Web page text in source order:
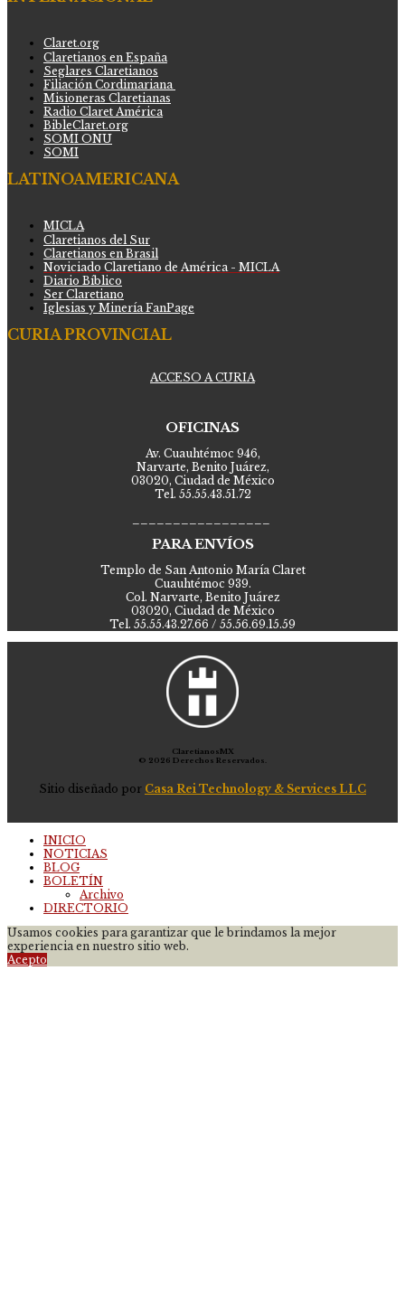
Claret.org
Claretianos en España
Seglares Claretianos
Filiación Cordimariana
Misioneras Claretianas
Radio Claret América
BibleClaret.org
SOMI ONU
SOMI
LATINOAMERICANA
MICLA
Claretianos del Sur
Claretianos en Brasil
Noviciado Claretiano de América - MICLA
Diario Bíblico
Ser Claretiano
Iglesias y Minería FanPage
CURIA PROVINCIAL
ACCESO A CURIA
OFICINAS
Av. Cuauhtémoc 946,
Narvarte, Benito Juárez,
03020, Ciudad de México
Tel. 55.55.43.51.72
PARA ENVÍOS
Templo de San Antonio María Claret
Cuauhtémoc 939.
Col. Narvarte, Benito Juárez
03020, Ciudad de México
Tel. 55.55.43.27.66 / 55.56.69.15.59
ClaretianosMX
© 2026 Derechos Reservados.
Sitio diseñado por Casa Rei Technology & Services LLC
INICIO
NOTICIAS
BLOG
BOLETÍN
Archivo
DIRECTORIO
Usamos cookies para garantizar que le brindamos la mejor
experiencia en nuestro sitio web.
Acepto